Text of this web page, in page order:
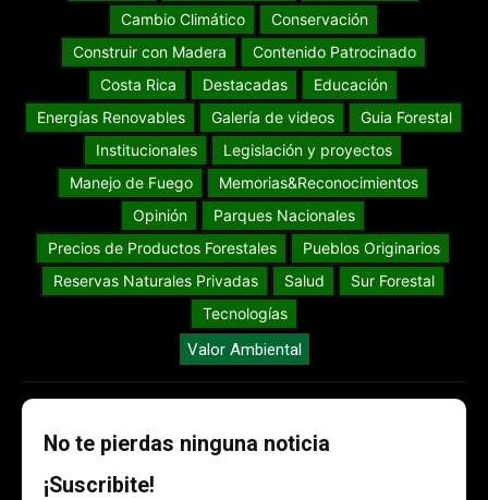
Cambio Climático
Conservación
Construir con Madera
Contenido Patrocinado
Costa Rica
Destacadas
Educación
Energías Renovables
Galería de videos
Guia Forestal
Institucionales
Legislación y proyectos
Manejo de Fuego
Memorias&Reconocimientos
Opinión
Parques Nacionales
Precios de Productos Forestales
Pueblos Originarios
Reservas Naturales Privadas
Salud
Sur Forestal
Tecnologías
Valor Ambiental
No te pierdas ninguna noticia
¡Suscribite!